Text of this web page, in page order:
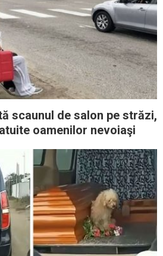
scaunul de salon pe străzi,
oamenilor nevoiaşi